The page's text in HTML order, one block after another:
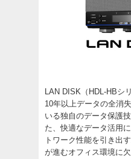
LAN DISK（HDL-HBシ
10年以上データの全消
いる独自のデータ保護
た、快適なデータ活用
トワーク性能を引き出
が進むオフィス環境に